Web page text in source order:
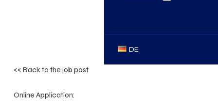
DE
<< Back to the job post
Online Application: